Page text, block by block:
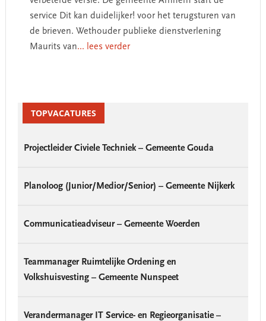
service Dit kan duidelijker! voor het terugsturen van
de brieven. Wethouder publieke dienstverlening
Maurits van... lees verder
SidebarTOPVACATURES
Projectleider Civiele Techniek – Gemeente Gouda
Planoloog (Junior/Medior/Senior) – Gemeente Nijkerk
Communicatieadviseur – Gemeente Woerden
Teammanager Ruimtelijke Ordening en
Volkshuisvesting – Gemeente Nunspeet
Verandermanager IT Service- en Regieorganisatie –